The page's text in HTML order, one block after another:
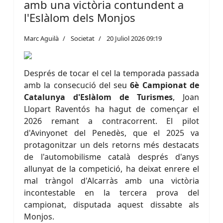
amb una victòria contundent a
l'Eslàlom dels Monjos
Marc Aguilà Societat 20 Juliol 2026 09:19
Després de tocar el cel la temporada passada
amb la consecució del seu6è Campionat de
Catalunya d'Eslàlom de Turismes, Joan
Llopart Raventós ha hagut de començar el
2026 remant a contracorrent. El pilot
d'Avinyonet del Penedès, que el 2025 va
protagonitzar un dels retorns més destacats
de l'automobilisme català després d'anys
allunyat de la competició, ha deixat enrere el
mal tràngol d'Alcarràs amb una victòria
incontestable en la tercera prova del
campionat, disputada aquest dissabte als
Monjos.